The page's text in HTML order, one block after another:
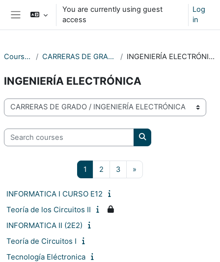
Skip to main content
You are currently using guest
access
Log
in
Courses CARRERAS DE GRADO INGENIERÍA ELECTRÓNICA
INGENIERÍA ELECTRÓNICA
Course categories
Search courses
Search courses
1 Page 1
2 Page 2
3Page 3
»
INFORMATICA I CURSO E12
Teoría de los Circuitos II
INFORMATICA II (2E2)
Teoría de Circuitos I
Tecnología Eléctronica